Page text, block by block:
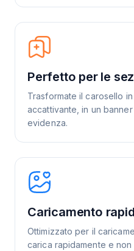
Perfetto per le
Trasformate il carosello
accattivante, in un
evidenza.
Caricamento
Ottimizzato per il
carica rapidamente e non